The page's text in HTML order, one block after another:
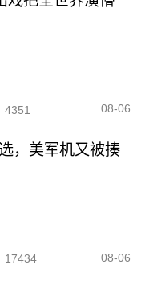
4351 08-06
，美军机又被揍
17434 08-06